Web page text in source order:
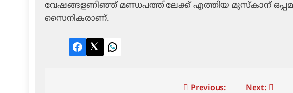
വേഷങ്ങളണിഞ്ഞ് മണ്ഡപത്തിലേക്ക് എത്തിയ മുസ്‌കാന്
സൈനികരാണ്.
Facebook
TwitterLinkedIn
Previous: Next: